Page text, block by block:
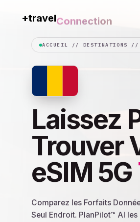
+travelConnection
ACCUEIL // DESTINATIONS
Laissez
Trouver
eSIM 5G
Comparez les Forfaits
Seul Endroit. PlanPilot™ AI